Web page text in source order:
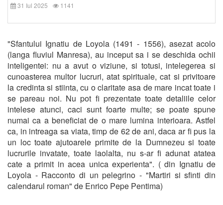
31 Iul 2025 1141
"Sfantului Ignatiu de Loyola (1491 - 1556), asezat acolo
(langa fluviul Manresa), au inceput sa i se deschida ochii
inteligentei: nu a avut o viziune, si totusi, intelegerea si
cunoasterea multor lucruri, atat spirituale, cat si privitoare
la credinta si stiinta, cu o claritate asa de mare incat toate i
se pareau noi. Nu pot fi prezentate toate detaliile celor
intelese atunci, caci sunt foarte multe; se poate spune
numai ca a beneficiat de o mare lumina interioara. Astfel
ca, in intreaga sa viata, timp de 62 de ani, daca ar fi pus la
un loc toate ajutoarele primite de la Dumnezeu si toate
lucrurile invatate, toate laolalta, nu s-ar fi adunat atatea
cate a primit in acea unica experienta". ( din Ignatiu de
Loyola - Racconto di un pelegrino - "Martiri si sfinti din
calendarul roman" de Enrico Pepe Pentima)